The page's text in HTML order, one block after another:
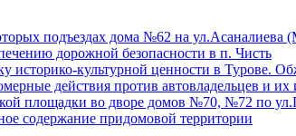
подъездах дома №62 на ул.Асаналиева
дорожной безопасности в п. Чисть
историко-культурной ценности в Турове.
действия против автовладельцев и их
площадки во дворе домов №70, №72 по
содержание придомовой территории